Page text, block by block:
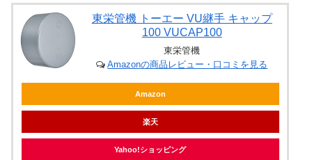
東栄管機 トーエー VU継手 キャップ
100 VUCAP100
東栄管機
Amazonの商品レビュー・口コミを見る
Amazon
楽天
Yahoo!ショッピング